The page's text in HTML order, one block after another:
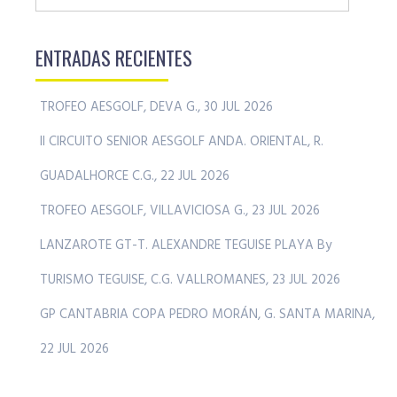
ENTRADAS RECIENTES
TROFEO AESGOLF, DEVA G., 30 JUL 2026
II CIRCUITO SENIOR AESGOLF ANDA. ORIENTAL, R.
GUADALHORCE C.G., 22 JUL 2026
TROFEO AESGOLF, VILLAVICIOSA G., 23 JUL 2026
LANZAROTE GT-T. ALEXANDRE TEGUISE PLAYA By
TURISMO TEGUISE, C.G. VALLROMANES, 23 JUL 2026
GP CANTABRIA COPA PEDRO MORÁN, G. SANTA MARINA,
22 JUL 2026